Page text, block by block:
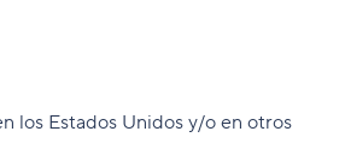
los Estados Unidos y/o en otros